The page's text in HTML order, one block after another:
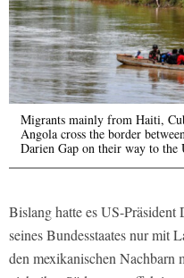
Migrants mainly from Haiti,
Angola cross the border
Darien Gap on their way to the
Bislang hatte es US-
seines Bundesstaates nur mit
den mexikanischen Nachbarn